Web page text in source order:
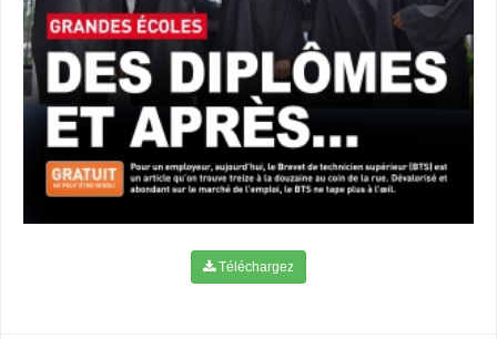
Téléchargez